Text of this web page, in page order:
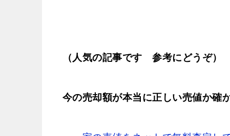
（人気の記事です 参考にどうぞ）
今の売却額が本当に正しい売値か確